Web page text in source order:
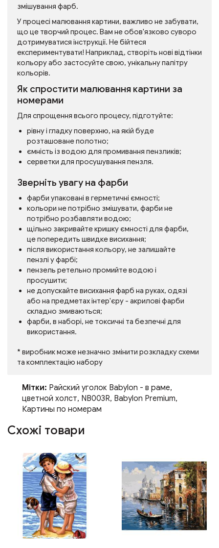
змішування фарб.
У процесі малювання картини, важливо не забувати,
що це творчий процес. Вам не обов'язково суворо
дотримуватися інструкції. Не бійтеся
експериментувати! Наприклад, створіть нові відтінки
кольору або застосуйте свою, унікальну палітру
кольорів.
Як спростити малювання картини за
номерами
Для спрощення всього процесу, підготуйте:
рівну і гладку поверхню, на якій буде
розташоване полотно;
ємність із водою для промивання пензликів;
серветки для просушування пензля.
Зверніть увагу на фарби
фарби упаковані в герметичні ємності;
кольори не потрібно змішувати, фарби не
потрібно розбавляти водою;
щільно закривайте кришку ємності для фарби,
це попередить швидке висихання;
після використання кольору, не залишайте
пензлі у фарбі;
пензель ретельно промийте водою і
просушити;
не допускайте висихання фарб на руках, одязі
або на предметах інтер'єру - акрилові фарби
складно змиваються;
фарби, в наборі, не токсичні та безпечні для
використання.
* виробник може незначно змінити розкладку схеми
та комплектацію набору
Мітки: Райский уголок Babylon - в раме,
цветной холст, NB003R, Babylon Premium,
Картины по номерам
Схожі товари